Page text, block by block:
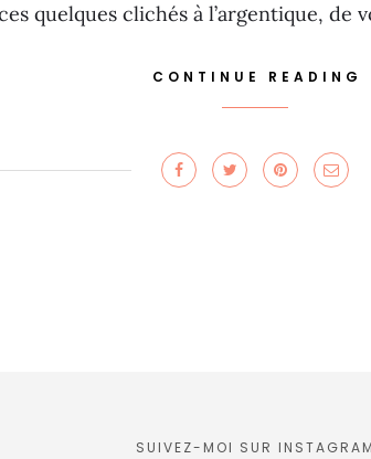
quelques clichés à l’argentique, de
CONTINUE READING
SUIVEZ-MOI SUR INSTAGRAM